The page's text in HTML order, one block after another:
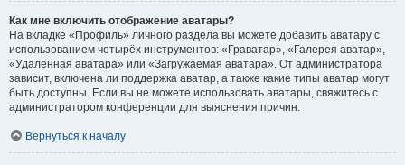
Как мне включить отображение аватары?
На вкладке «Профиль» личного раздела вы можете добавить аватару с
использованием четырёх инструментов: «Граватар», «Галерея аватар»,
«Удалённая аватара» или «Загружаемая аватара». От администратора
зависит, включена ли поддержка аватар, а также какие типы аватар могут
быть доступны. Если вы не можете использовать аватары, свяжитесь с
администратором конференции для выяснения причин.
Вернуться к началу